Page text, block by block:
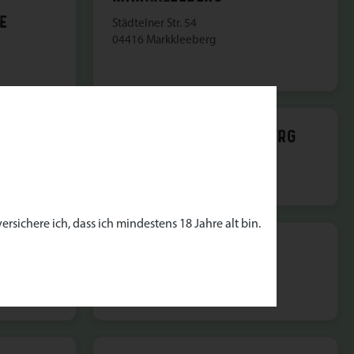
Städtelner Str. 54
04416 Markkleeberg
BERLIN PRENZLAUER BERG
ich, dass ich mindestens 18 Jahre alt bin.